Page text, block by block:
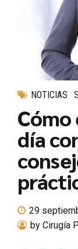
NOTICIAS
Cómo
día
29
by Cirugía